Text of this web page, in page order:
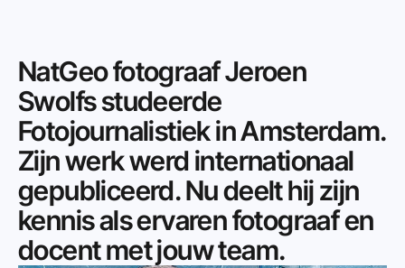
NatGeo fotograaf Jeroen
Swolfs studeerde
Fotojournalistiek in Amsterdam.
Zijn werk werd internationaal
gepubliceerd. Nu deelt hij zijn
kennis als ervaren fotograaf en
docent met jouw team.